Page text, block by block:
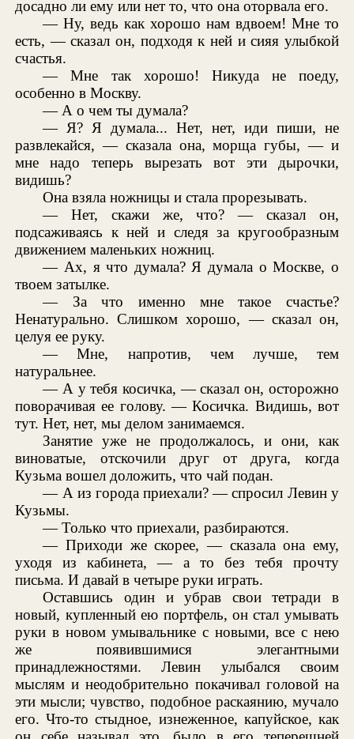
досадно ли ему или нет то, что она оторвала его.
— Ну, ведь как хорошо нам вдвоем! Мне то
есть, — сказал он, подходя к ней и сияя улыбкой
счастья.
— Мне так хорошо! Никуда не поеду,
особенно в Москву.
— А о чем ты думала?
— Я? Я думала... Нет, нет, иди пиши, не
развлекайся, — сказала она, морща губы, — и
мне надо теперь вырезать вот эти дырочки,
видишь?
Она взяла ножницы и стала прорезывать.
— Нет, скажи же, что? — сказал он,
подсаживаясь к ней и следя за кругообразным
движением маленьких ножниц.
— Ах, я что думала? Я думала о Москве, о
твоем затылке.
— За что именно мне такое счастье?
Ненатурально. Слишком хорошо, — сказал он,
целуя ее руку.
— Мне, напротив, чем лучше, тем
натуральнее.
— А у тебя косичка, — сказал он, осторожно
поворачивая ее голову. — Косичка. Видишь, вот
тут. Нет, нет, мы делом занимаемся.
Занятие уже не продолжалось, и они, как
виноватые, отскочили друг от друга, когда
Кузьма вошел доложить, что чай подан.
— А из города приехали? — спросил Левин у
Кузьмы.
— Только что приехали, разбираются.
— Приходи же скорее, — сказала она ему,
уходя из кабинета, — а то без тебя прочту
письма. И давай в четыре руки играть.
Оставшись один и убрав свои тетради в
новый, купленный ею портфель, он стал умывать
руки в новом умывальнике с новыми, все с нею
же появившимися элегантными
принадлежностями. Левин улыбался своим
мыслям и неодобрительно покачивал головой на
эти мысли; чувство, подобное раскаянию, мучало
его. Что-то стыдное, изнеженное, капуйское, как